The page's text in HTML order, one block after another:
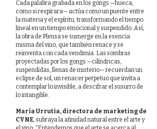
Cada palabra grabada en los gongs —hueca,
como si respirara— actúa como un puente entre
la materia y el espíritu, transformando el tiempo
lineal en un tiempo emocional y suspendido. Así,
la obra de Plensa se sumerge en la esencia
misma del vino, que también renace y se
reinventa con cada vendimia. Las sombras
proyectadas por los gongs —cilíndricas,
suspendidas, llenas de misterio— recuerdan un
eclipse de sol, un renacer perpetuo que invita a
contemplar lo invisible, a descifrar el susurro de
lo intangible.
María Urrutia, directora de marketing de
CVNE, subraya la afinidad natural entre el arte y